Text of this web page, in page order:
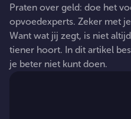
Praten over geld: doe het
opvoedexperts. Zeker met je
Want wat jij zegt, is niet altijd
tiener hoort. In dit artikel
je beter niet kunt doen.